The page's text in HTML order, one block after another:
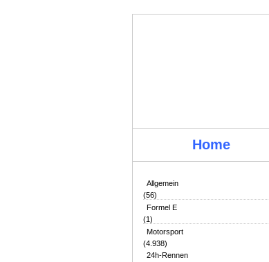
Home
Allgemein
(56)
Formel E
(1)
Motorsport
(4.938)
24h-Rennen